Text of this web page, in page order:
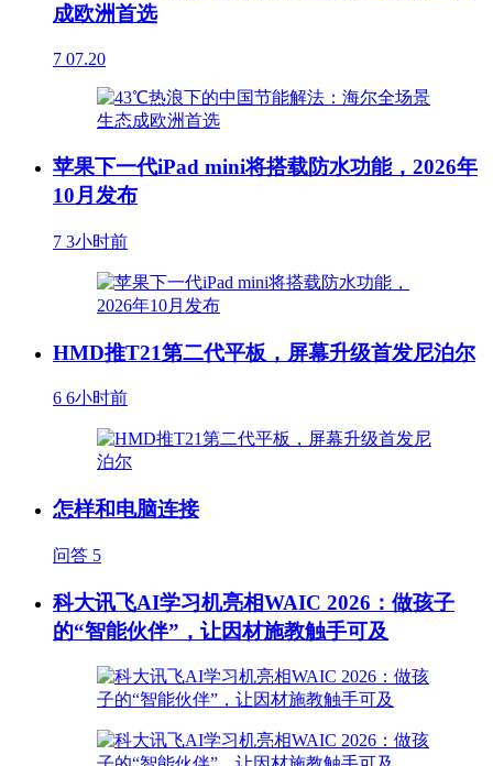
成欧洲首选
7 07.20
苹果下一代iPad mini将搭载防水功能，2026年
10月发布
7 3小时前
HMD推T21第二代平板，屏幕升级首发尼泊尔
6 6小时前
怎样和电脑连接
问答 5
科大讯飞AI学习机亮相WAIC 2026：做孩子
的“智能伙伴”，让因材施教触手可及